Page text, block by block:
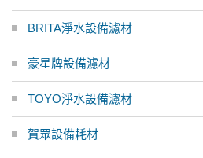
BRITA淨水設備濾材
豪星牌設備濾材
TOYO淨水設備濾材
賀眾設備耗材